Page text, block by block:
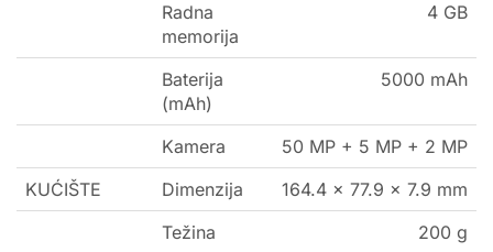
Radna
memorija
4 GB
Baterija
(mAh)
5000 mAh
Kamera
50 MP + 5 MP + 2 MP
KUĆIŠTE
Dimenzija
164.4 x 77.9 x 7.9 mm
Težina
200 g